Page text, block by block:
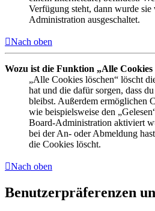
Verfügung steht, dann wurde
Administration ausgeschaltet.
Nach oben
Wozu ist die Funktion „Alle Cookies
„Alle Cookies löschen“ löscht
hat und die dafür sorgen, dass
bleibst. Außerdem ermöglichen
wie beispielsweise den
Board-Administration aktiviert
bei der An- oder Abmeldung
die Cookies löscht.
Nach oben
Benutzerpräferenzen